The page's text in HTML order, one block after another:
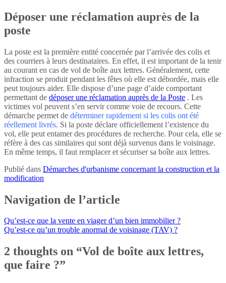
Déposer une réclamation auprès de la
poste
La poste est la première entité concernée par l’arrivée des colis et
des courriers à leurs destinataires. En effet, il est important de la tenir
au courant en cas de vol de boîte aux lettres. Généralement, cette
infraction se produit pendant les fêtes où elle est débordée, mais elle
peut toujours aider. Elle dispose d’une page d’aide comportant
permettant de déposer une réclamation auprès de la Poste . Les
victimes vol peuvent s’en servir comme voie de recours. Cette
démarche permet de déterminer rapidement si les colis ont été
réellement livrés. Si la poste déclare officiellement l’existence du
vol, elle peut entamer des procédures de recherche. Pour cela, elle se
réfère à des cas similaires qui sont déjà survenus dans le voisinage.
En même temps, il faut remplacer et sécuriser sa boîte aux lettres.
Publié dans Démarches d'urbanisme concernant la construction et la
modification
Navigation de l’article
Qu’est-ce que la vente en viager d’un bien immobilier ?
Qu’est-ce qu’un trouble anormal de voisinage (TAV) ?
2 thoughts on “Vol de boîte aux lettres,
que faire ?”